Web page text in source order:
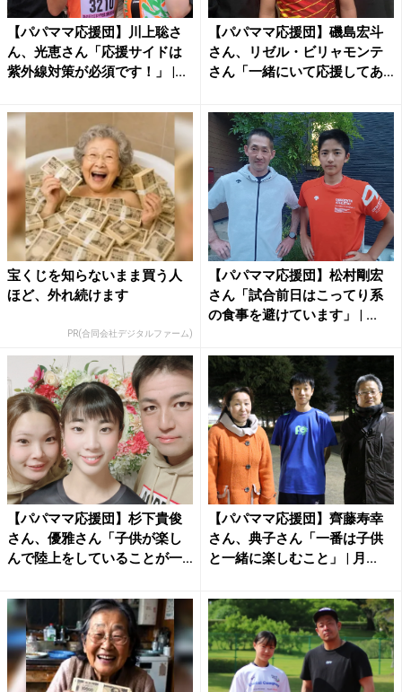
【パパママ応援団】川上聡さ
ん、光恵さん「応援サイドは
紫外線対策が必須です！」 |...
【パパママ応援団】磯島宏斗
さん、リゼル・ビリャモンテ
さん「一緒にいて応援してあ
宝くじを知らないまま買う人
ほど、外れ続けます
PR(合同会社デジタルファーム)
【パパママ応援団】松村剛宏
さん「試合前日はこってり系
の食事を避けています」 | ...
【パパママ応援団】杉下貴俊
さん、優雅さん「子供が楽し
んで陸上をしていることが一
【パパママ応援団】齊藤寿幸
さん、典子さん「一番は子供
と一緒に楽しむこと」 | 月...